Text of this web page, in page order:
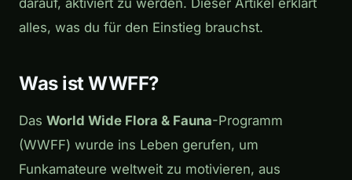
darauf, aktiviert zu werden. Dieser Artikel erklärt
alles, was du für den Einstieg brauchst.
Was ist WWFF?
Das World Wide Flora & Fauna-Programm
(WWFF) wurde ins Leben gerufen, um
Funkamateure weltweit zu motivieren, aus